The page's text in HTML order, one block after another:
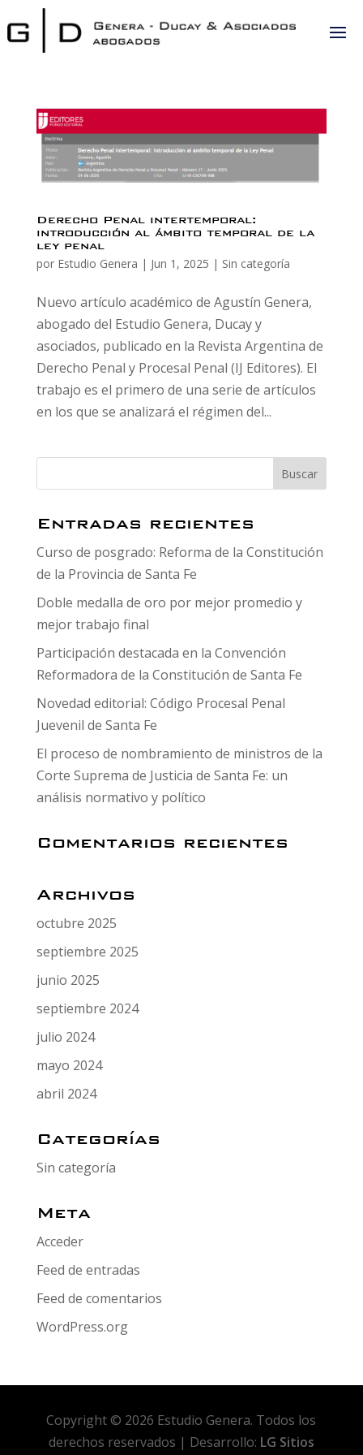
Derecho Penal intertemporal:
introducción al ámbito temporal de la
ley penal
por Estudio Genera | Jun 1, 2025 | Sin categoría
Nuevo artículo académico de Agustín Genera,
abogado del Estudio Genera, Ducay y
asociados, publicado en la Revista Argentina de
Derecho Penal y Procesal Penal (IJ Editores). El
trabajo es el primero de una serie de artículos
en los que se analizará el régimen del...
Entradas recientes
Curso de posgrado: Reforma de la Constitución
de la Provincia de Santa Fe
Doble medalla de oro por mejor promedio y
mejor trabajo final
Participación destacada en la Convención
Reformadora de la Constitución de Santa Fe
Novedad editorial: Código Procesal Penal
Juevenil de Santa Fe
El proceso de nombramiento de ministros de la
Corte Suprema de Justicia de Santa Fe: un
análisis normativo y político
Comentarios recientes
Archivos
octubre 2025
septiembre 2025
junio 2025
septiembre 2024
julio 2024
mayo 2024
abril 2024
Categorías
Sin categoría
Meta
Acceder
Feed de entradas
Feed de comentarios
WordPress.org
Copyright © 2026 Estudio Genera. Todos los
derechos reservados | Desarrollo: LG Sitios